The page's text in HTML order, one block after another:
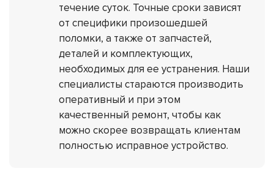
течение суток. Точные сроки зависят
от специфики произошедшей
поломки, а также от запчастей,
деталей и комплектующих,
необходимых для ее устранения. Наши
специалисты стараются производить
оперативный и при этом
качественный ремонт, чтобы как
можно скорее возвращать клиентам
полностью исправное устройство.